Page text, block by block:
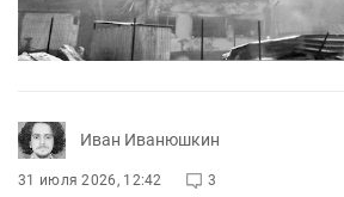
Иван Иванюшкин
31 июля 2026, 12:42 3